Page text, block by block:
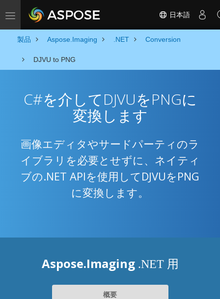
Toggle navigation 日本語
製品 Aspose.Imaging .NET Conversion
DJVU to PNG
C#を介してDJVUをPNGに
変換します
画像エディタやサードパーティのラ
イブラリを必要とせずに、ネイティ
ブの.NET APIを使用してDJVUをPNG
に変換します。
Aspose.Imaging .NET 用
概要